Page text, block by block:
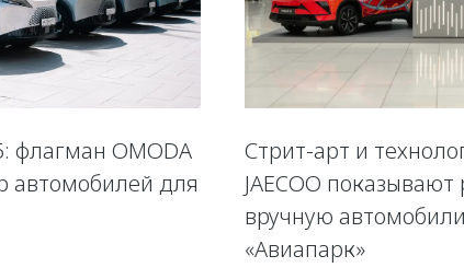
флагман OMODA
автомобилей для
Стрит-арт и
JAECOO
вручную
«Авиапарк»